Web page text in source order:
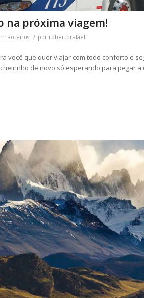
na próxima viagem!
Roteiros / por robertorafael
você que quer viajar com todo conforto e
de novo só esperando para pegar a